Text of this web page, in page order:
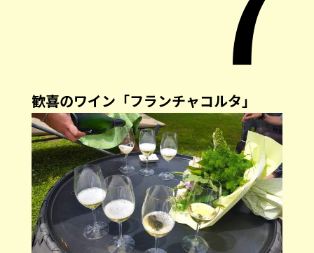
歓喜のワイン「フランチャコルタ」